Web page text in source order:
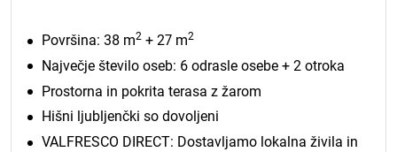
Površina: 38 m2 + 27 m2
Največje število oseb: 6 odrasle osebe + 2 otroka
Prostorna in pokrita terasa z žarom
Hišni ljubljenčki so dovoljeni
VALFRESCO DIRECT: Dostavljamo lokalna živila in